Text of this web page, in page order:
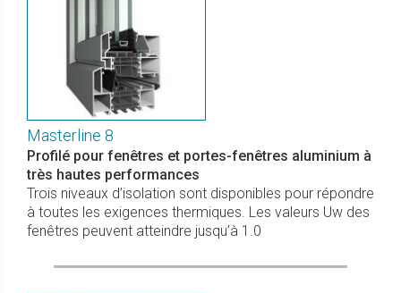
Masterline 8
Profilé pour fenêtres et portes-fenêtres aluminium à
très hautes performances
Trois niveaux d’isolation sont disponibles pour répondre
à toutes les exigences thermiques. Les valeurs Uw des
fenêtres peuvent atteindre jusqu’à 1.0